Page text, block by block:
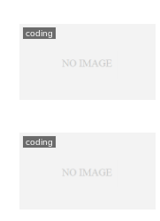
coding
coding